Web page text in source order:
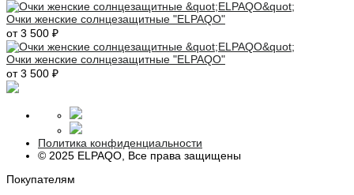
Очки женские солнцезащитные "ELPAQO"
от 3 500 ₽
Очки женские солнцезащитные "ELPAQO"
от 3 500 ₽
Политика конфиденциальности
© 2025 ELPAQO, Все права защищены
Покупателям